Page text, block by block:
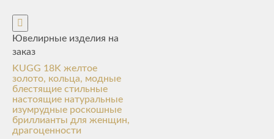
Ювелирные изделия на
заказ
KUGG 18K желтое
золото, кольца, модные
блестящие стильные
настоящие натуральные
изумрудные роскошные
бриллианты для женщин,
драгоценности